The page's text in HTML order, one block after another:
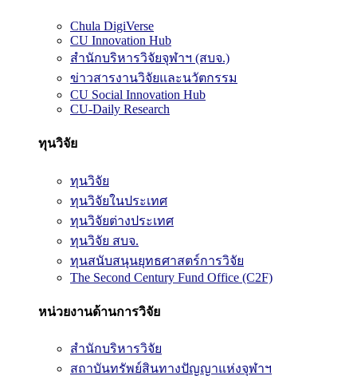
Chula DigiVerse
CU Innovation Hub
สำนักบริหารวิจัยจุฬาฯ (สบจ.)
ข่าวสารงานวิจัยและนวัตกรรม
CU Social Innovation Hub
CU-Daily Research
ทุนวิจัย
ทุนวิจัย
ทุนวิจัยในประเทศ
ทุนวิจัยต่างประเทศ
ทุนวิจัย สบจ.
ทุนสนับสนุนยุทธศาสตร์การวิจัย
The Second Century Fund Office (C2F)
หน่วยงานด้านการวิจัย
สำนักบริหารวิจัย
สถาบันทรัพย์สินทางปัญญาแห่งจุฬาฯ